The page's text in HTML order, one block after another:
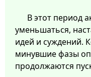
В этот период
уменьшаться,
идей и суждений.
минувшие фазы
продолжаются